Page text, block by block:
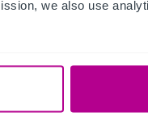
we also use